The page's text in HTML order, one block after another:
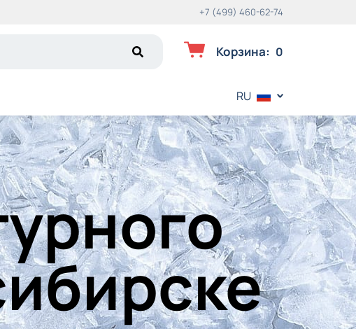
+7 (499) 460-62-74
Корзина: 0
RU